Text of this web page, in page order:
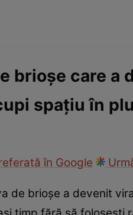
brioșe care a
spațiu în
în Google
de brioșe a devenit